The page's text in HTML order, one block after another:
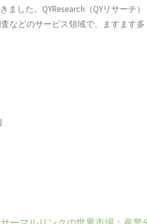
した。QYResearch（QYリサーチ）
などのサービス領域で、ますます多